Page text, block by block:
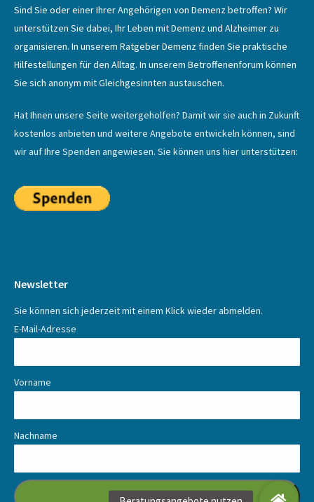
Sind Sie oder einer Ihrer Angehörigen von Demenz betroffen? Wir
unterstützen Sie dabei, Ihr Leben mit Demenz und Alzheimer zu
organisieren. In unserem Ratgeber Demenz finden Sie praktische
Hilfestellungen für den Alltag. In unserem Betroffenenforum können
Sie sich anonym mit Gleichgesinnten austauschen.
Hat Ihnen unsere Seite weitergeholfen? Damit wir sie auch in Zukunft
kostenlos anbieten und weitere Angebote entwickeln können, sind
wir auf Ihre Spenden angewiesen. Sie können uns hier unterstützen:
Newsletter
Sie können sich jederzeit mit einem Klick wieder abmelden.
E-Mail-Adresse
Vorname
Nachname